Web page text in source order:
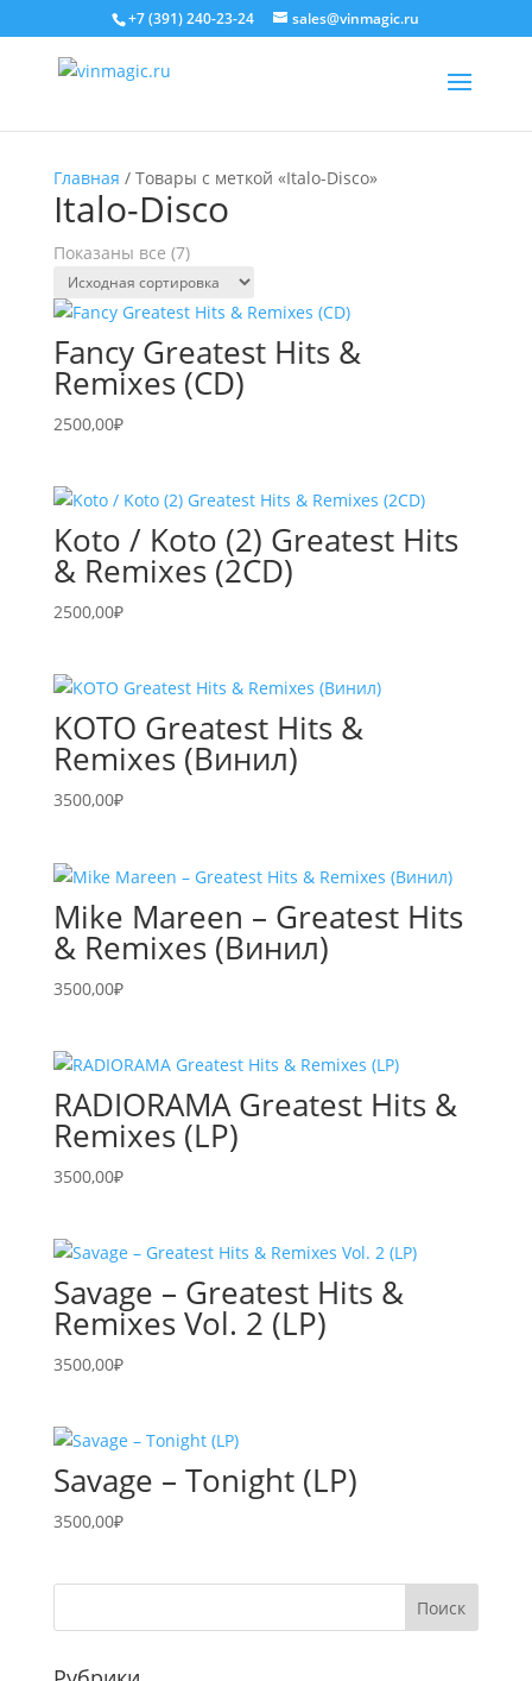
+7 (391) 240-23-24 sales@vinmagic.ru
Главная / Товары с меткой «Italo-Disco»
Italo-Disco
Показаны все (7)
Fancy Greatest Hits &
Remixes (CD)
2500,00₽
Koto / Koto (2) Greatest Hits
& Remixes (2CD)
2500,00₽
KOTO Greatest Hits &
Remixes (Винил)
3500,00₽
Mike Mareen – Greatest Hits
& Remixes (Винил)
3500,00₽
RADIORAMA Greatest Hits &
Remixes (LP)
3500,00₽
Savage – Greatest Hits &
Remixes Vol. 2 (LP)
3500,00₽
Savage – Tonight (LP)
3500,00₽